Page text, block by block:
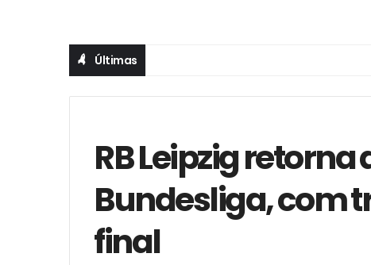
Últimas
RB Leipzig retorna
Bundesliga, com
final